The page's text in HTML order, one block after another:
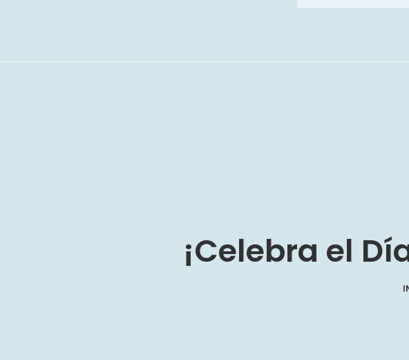
¡Celebra el